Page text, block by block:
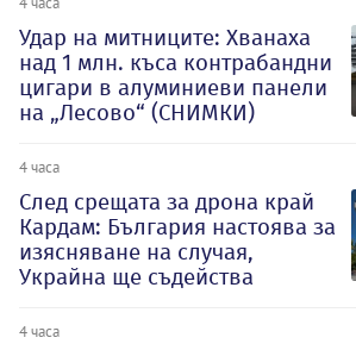
Удар на митниците: Хванаха
над 1 млн. къса контрабандни
цигари в алуминиеви панели
на „Лесово“ (СНИМКИ)
4 часа
След срещата за дрона край
Кардам: България настоява за
изясняване на случая,
Украйна ще съдейства
4 часа